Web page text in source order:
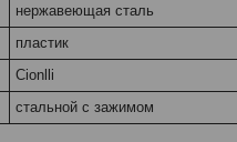
нержавеющая сталь
пластик
Cionlli
стальной с зажимом